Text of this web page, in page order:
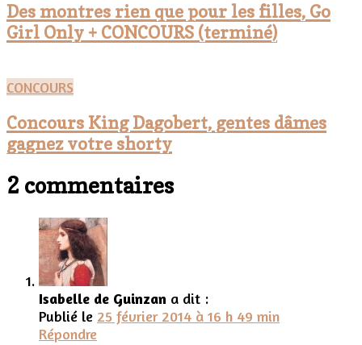
Des montres rien que pour les filles, Go
Girl Only + CONCOURS (terminé)
CONCOURS
Concours King Dagobert, gentes dâmes
gagnez votre shorty
2 commentaires
Isabelle de Guinzan a dit :
Publié le 25 février 2014 à 16 h 49 min
Répondre